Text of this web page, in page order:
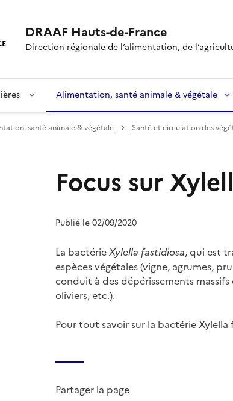
DRAAF Hauts-de-France
Direction régionale de l’alimentation, de
Alimentation, santé animale & végétale
santé animale & végétale Santé et circulation des
Focus sur
Publié le 02/09/2020
La bactérieXylella fastidiosa, qui est
espèces végétales (vigne, agrumes,
conduit à des dépérissements
oliviers, etc.).
Pour tout savoir sur la bactérie Xylella
Partager la page